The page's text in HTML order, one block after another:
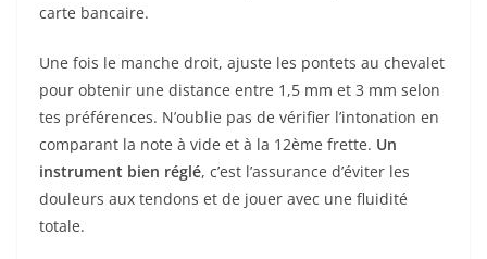
carte bancaire.
Une fois le manche droit, ajuste les pontets au chevalet
pour obtenir une distance entre 1,5 mm et 3 mm selon
tes préférences. N’oublie pas de vérifier l’intonation en
comparant la note à vide et à la 12ème frette. Un
instrument bien réglé, c’est l’assurance d’éviter les
douleurs aux tendons et de jouer avec une fluidité
totale.